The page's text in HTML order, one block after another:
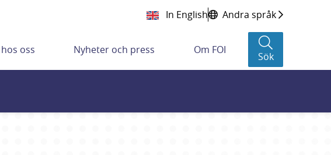
In English Andra språk
oss Nyheter och press Om FOI
Sök